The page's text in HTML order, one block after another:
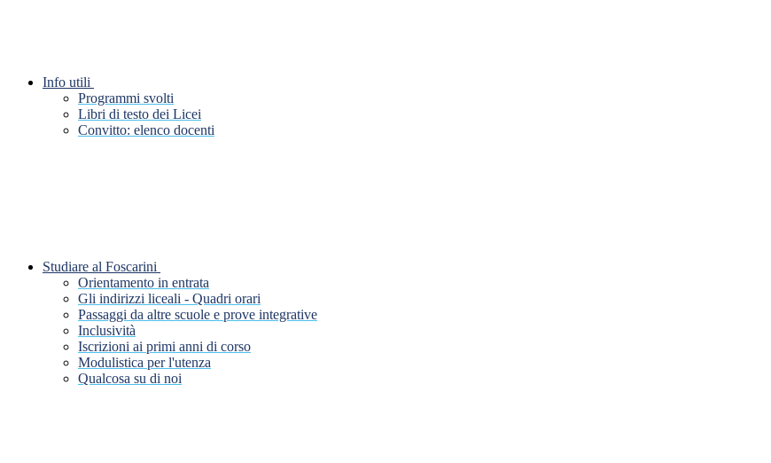
Info utili
Programmi svolti
Libri di testo dei Licei
Convitto: elenco docenti
Studiare al Foscarini
Orientamento in entrata
Gli indirizzi liceali - Quadri orari
Passaggi da altre scuole e prove integrative
Inclusività
Iscrizioni ai primi anni di corso
Modulistica per l'utenza
Qualcosa su di noi